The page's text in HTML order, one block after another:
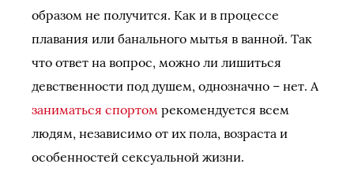
образом не получится. Как и в процессе
плавания или банального мытья в ванной. Так
что ответ на вопрос, можно ли лишиться
девственности под душем, однозначно – нет. А
заниматься спортом рекомендуется всем
людям, независимо от их пола, возраста и
особенностей сексуальной жизни.